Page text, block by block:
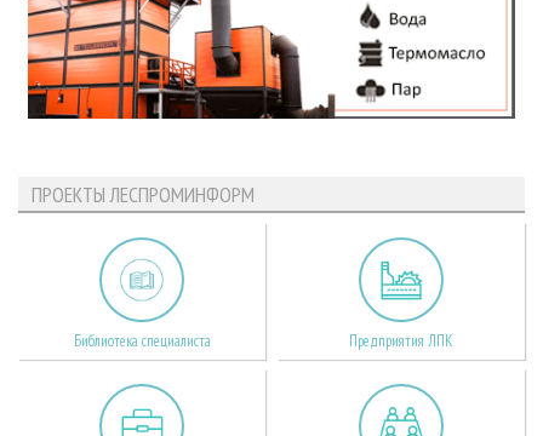
ПРОЕКТЫ ЛЕСПРОМИНФОРМ
Библиотека специалиста Предприятия ЛПК